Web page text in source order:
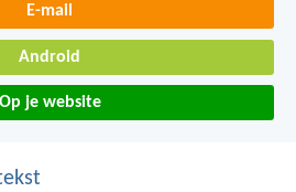
E-mail
Android
Op je website